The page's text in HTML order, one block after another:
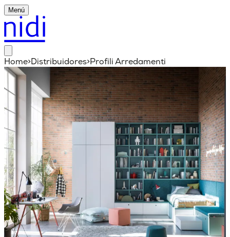
Menú
Home>Distribuidores>Profili Arredamenti